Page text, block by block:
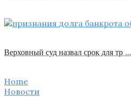
Верховный суд назвал срок для тр …
Home
Новости